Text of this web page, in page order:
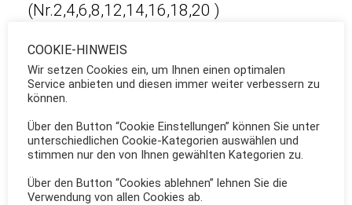
(Nr.2,4,6,8,12,14,16,18,20 )
Auf der linken Seite gibt es nur die Nr.1
und die Nr.15. Zwischen den beiden
Welt-kriegen entstanden einige neue
Häuser, z.B. Nr.5,7,9,24.
Nach dem zweiten Weltkrieg, wo man
dringend neuen Wohnraum brauchte,
COOKIE-HINWEIS
Wir setzen Cookies ein, um Ihnen einen optimalen
Service anbieten und diesen immer weiter verbessern zu
können.
Über den Button “Cookie Einstellungen” können Sie unter
unterschiedlichen Cookie-Kategorien auswählen und
stimmen nur den von Ihnen gewählten Kategorien zu.
Über den Button “Cookies ablehnen” lehnen Sie die
Verwendung von allen Cookies ab.